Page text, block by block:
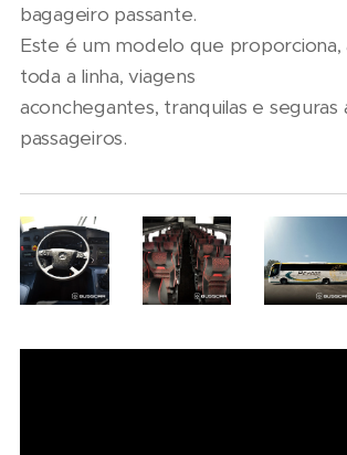
bagageiro passante.
Este é um modelo que proporciona,
toda a linha, viagens
aconchegantes, tranquilas e seguras
passageiros.